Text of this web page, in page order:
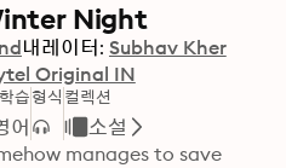
Night
내레이터: Subhav Kher
Original IN
습
어
형식 컬렉션
소설
manages to save